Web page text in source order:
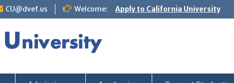
CU@dvef.us Welcome: Apply to California University